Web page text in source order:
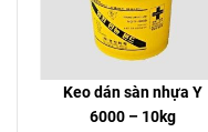
Keo dán sàn nhựa Y
6000 – 10kg